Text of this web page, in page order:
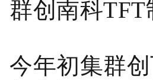
群创南科
今年初集群